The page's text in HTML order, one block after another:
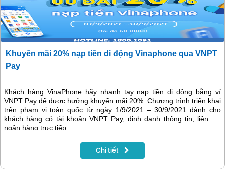
Khuyến mãi 20% nạp tiền di động Vinaphone qua VNPT
Pay
Khách hàng VinaPhone hãy nhanh tay nạp tiền di động bằng ví
VNPT Pay để được hưởng khuyến mãi 20%. Chương trình triển khai
trên phạm vị toàn quốc từ ngày 1/9/2021 – 30/9/2021 dành cho
khách hàng có tài khoản VNPT Pay, định danh thông tin, liên kết
ngân hàng trực tiếp.
Chi tiết